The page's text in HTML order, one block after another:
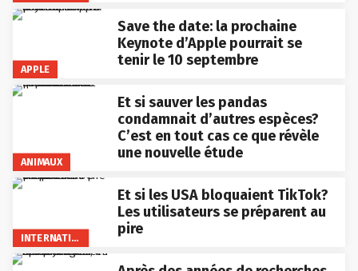
APPLE
Save the date: la prochaine
Keynote d’Apple pourrait se
tenir le 10 septembre
ANIMAUX
Et si sauver les pandas
condamnait d’autres espèces?
C’est en tout cas ce que révèle
une nouvelle étude
INTERNATIONAL
Et si les USA bloquaient TikTok?
Les utilisateurs se préparent au
pire